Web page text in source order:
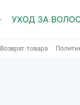
УХОД ЗА
Возврат товара